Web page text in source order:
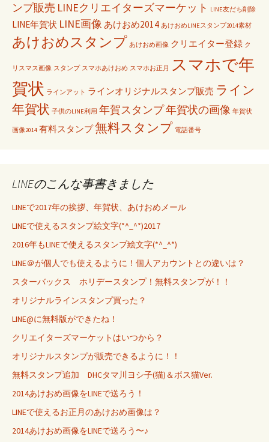
ンプ販売 LINEクリエイターズマーケット LINE友だち削除
LINE年賀状 LINE画像 あけおめ2014 あけおめLINEスタンプ2014素材
あけおめスタンプ あけおめ画像 クリエイター登録 ク
リスマス画像 スタンプ スマホあけおめ スマホお正月 スマホで年
賀状 ラインアット ラインオリジナルスタンプ販売 ライン
年賀状 子供のLINE利用 年賀スタンプ年賀状の画像 年賀状
画像2014 有料スタンプ無料スタンプ 電話番号
LINEのこんな事書きました
LINEで2017年の挨拶、年賀状、あけおめメール
LINEで使えるスタンプ絵文字(*^_^*)2017
2016年もLINEで使えるスタンプ絵文字(*^_^*)
LINE＠が個人でも使えるように！個人アカウントとの違いは？
スターバックス ホリデースタンプ！無料スタンプが！！
オリジナルラインスタンプ買った？
LINE@に無料版ができたね！
クリエイターズマーケットはいつから？
オリジナルスタンプが販売できるように！！
無料スタンプ追加 DHCタマ川ヨシ子(猫)＆ボス猫Ver.
2014あけおめ画像をLINEで送ろう！
LINEで使えるお正月のあけおめ画像は？
2014あけおめ画像をLINEで送ろう〜♪